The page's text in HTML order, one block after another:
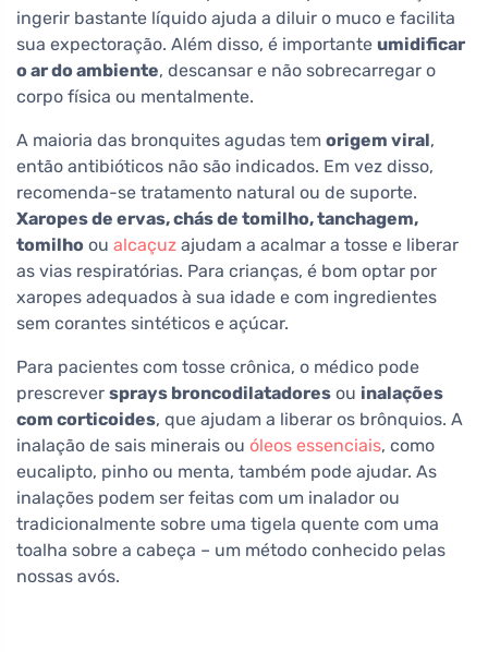
ingerir bastante líquido ajuda a diluir o muco e facilita
sua expectoração. Além disso, é importante umidificar
o ar do ambiente, descansar e não sobrecarregar o
corpo física ou mentalmente.
A maioria das bronquites agudas tem origem viral,
então antibióticos não são indicados. Em vez disso,
recomenda-se tratamento natural ou de suporte.
Xaropes de ervas, chás de tomilho, tanchagem,
tomilho ou alcaçuz ajudam a acalmar a tosse e liberar
as vias respiratórias. Para crianças, é bom optar por
xaropes adequados à sua idade e com ingredientes
sem corantes sintéticos e açúcar.
Para pacientes com tosse crônica, o médico pode
prescrever sprays broncodilatadores ou inalações
com corticoides, que ajudam a liberar os brônquios. A
inalação de sais minerais ou óleos essenciais, como
eucalipto, pinho ou menta, também pode ajudar. As
inalações podem ser feitas com um inalador ou
tradicionalmente sobre uma tigela quente com uma
toalha sobre a cabeça – um método conhecido pelas
nossas avós.